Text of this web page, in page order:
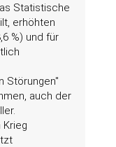
Statistische
erhöhten
%) und für
Störungen
auch der